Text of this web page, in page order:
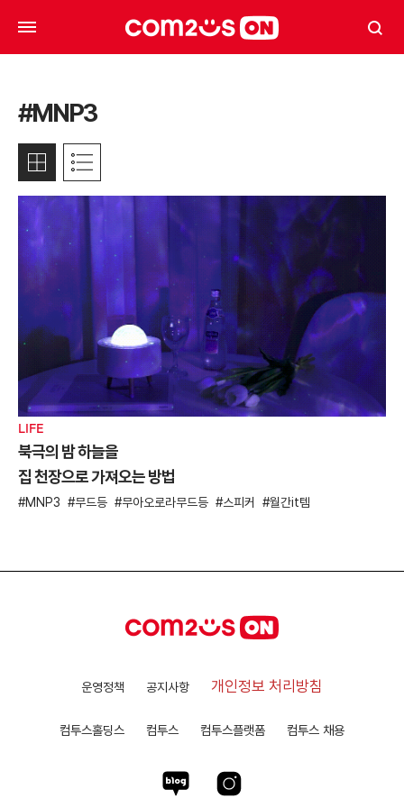
#MNP3
LIFE
북극의 밤 하늘을
집 천장으로 가져오는 방법
MNP3 무드등 무아오로라무드등 스피커 월간it템
운영정책 공지사항 개인정보 처리방침
컴투스홀딩스 컴투스 컴투스플랫폼 컴투스 채용